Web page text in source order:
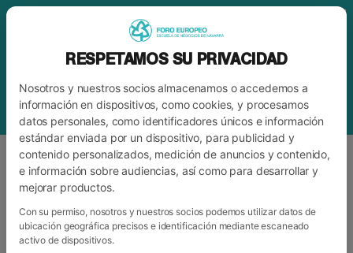
CATEGORÍA ACTUALIDAD
RESPETAMOS SU PRIVACIDAD
Nosotros y nuestros socios almacenamos o accedemos a
información en dispositivos, como cookies, y procesamos
datos personales, como identificadores únicos e información
estándar enviada por un dispositivo, para publicidad y
contenido personalizados, medición de anuncios y contenido,
e información sobre audiencias, así como para desarrollar y
mejorar productos.
Con su permiso, nosotros y nuestros socios podemos utilizar datos de
ubicación geográfica precisos e identificación mediante escaneado
activo de dispositivos.